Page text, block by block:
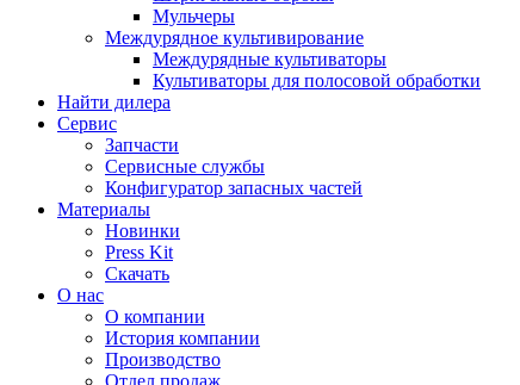
Мульчеры
Междурядное культивирование
Междурядные культиваторы
Культиваторы для полосовой обработки
Найти дилера
Сервис
Запчасти
Сервисные службы
Конфигуратор запасных частей
Материалы
Новинки
Press Kit
Скачать
О нас
О компании
История компании
Производство
Отдел продаж